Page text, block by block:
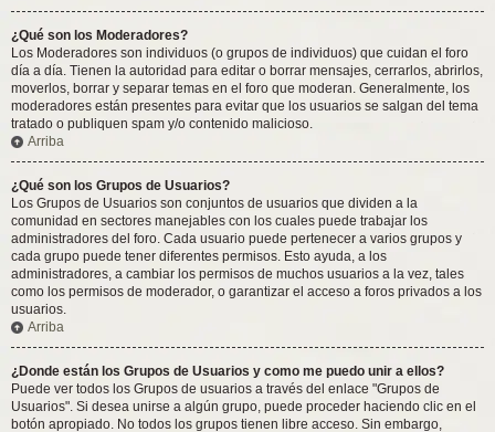
¿Qué son los Moderadores?
Los Moderadores son individuos (o grupos de individuos) que cuidan el foro
día a día. Tienen la autoridad para editar o borrar mensajes, cerrarlos, abrirlos,
moverlos, borrar y separar temas en el foro que moderan. Generalmente, los
moderadores están presentes para evitar que los usuarios se salgan del tema
tratado o publiquen spam y/o contenido malicioso.
Arriba
¿Qué son los Grupos de Usuarios?
Los Grupos de Usuarios son conjuntos de usuarios que dividen a la
comunidad en sectores manejables con los cuales puede trabajar los
administradores del foro. Cada usuario puede pertenecer a varios grupos y
cada grupo puede tener diferentes permisos. Esto ayuda, a los
administradores, a cambiar los permisos de muchos usuarios a la vez, tales
como los permisos de moderador, o garantizar el acceso a foros privados a los
usuarios.
Arriba
¿Donde están los Grupos de Usuarios y como me puedo unir a ellos?
Puede ver todos los Grupos de usuarios a través del enlace "Grupos de
Usuarios". Si desea unirse a algún grupo, puede proceder haciendo clic en el
botón apropiado. No todos los grupos tienen libre acceso. Sin embargo,